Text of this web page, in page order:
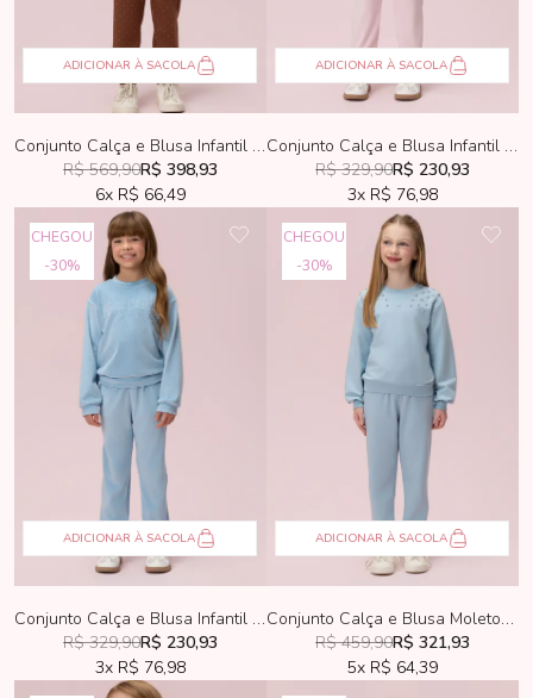
ADICIONAR À SACOLA
Conjunto Calça e Blusa Infantil Petit Cherie Marrom Com Hotfix
R$ 569,90R$ 398,93
6x R$ 66,49
ADICIONAR À SACOLA
Conjunto Calça e Blusa Infantil Petit Cherie Plush Rosa Claro
R$ 329,90R$ 230,93
3x R$ 76,98
30%
CHEGOU
ADICIONAR À SACOLA
Conjunto Calça e Blusa Infantil Petit Cherie Plush Azul Claro
R$ 329,90R$ 230,93
3x R$ 76,98
30%
CHEGOU
ADICIONAR À SACOLA
Conjunto Calça e Blusa Moletom Petit Cherie Azul
R$ 459,90R$ 321,93
5x R$ 64,39